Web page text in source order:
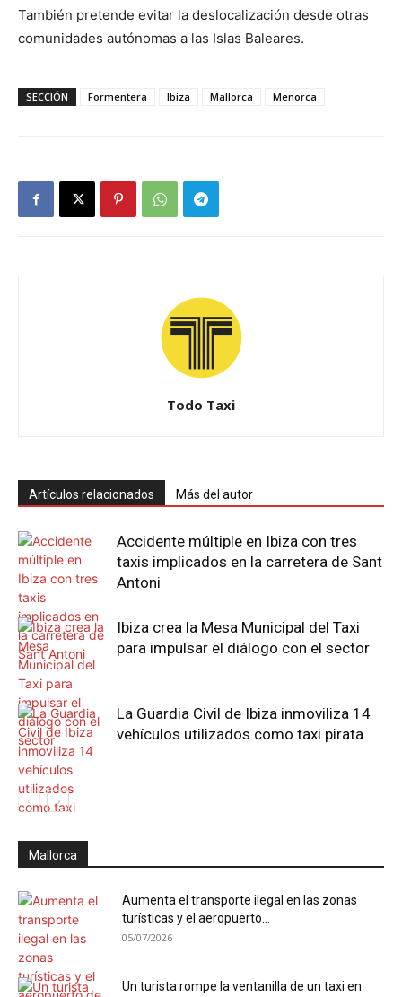
También pretende evitar la deslocalización desde otras
comunidades autónomas a las Islas Baleares.
SECCIÓN Formentera Ibiza Mallorca Menorca
Todo Taxi
Artículos relacionados Más del autor
Accidente múltiple en Ibiza con tres
taxis implicados en la carretera de Sant
Antoni
Ibiza crea la Mesa Municipal del Taxi
para impulsar el diálogo con el sector
La Guardia Civil de Ibiza inmoviliza 14
vehículos utilizados como taxi pirata
Mallorca
Aumenta el transporte ilegal en las zonas
turísticas y el aeropuerto...
05/07/2026
Un turista rompe la ventanilla de un taxi en